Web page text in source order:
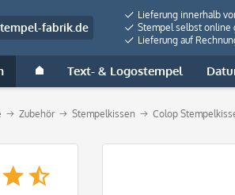
fabrik.de
Lieferung innerhalb
Stempel selbst online
Lieferung auf
Text- & Logostempel
Zubehör Stempelkissen Colop